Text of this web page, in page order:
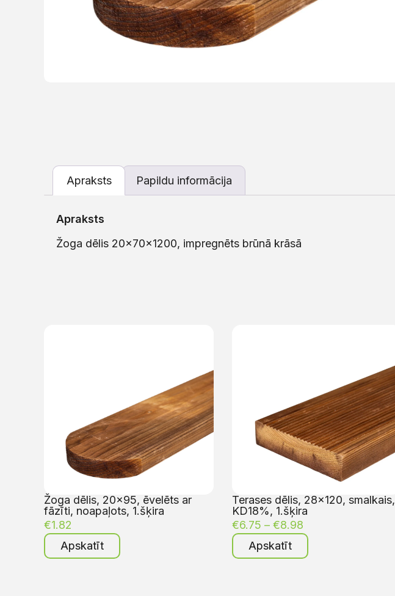
Apraksts Papildu informācija
Apraksts
Žoga dēlis 20x70x1200, impregnēts brūnā krāsā
Žoga dēlis, 20×95, ēvelēts ar
fāzīti, noapaļots, 1.šķira
€1.82
Apskatīt
Terases dēlis, 28×120, smalkais,
KD18%, 1.šķira
€6.75 – €8.98
Apskatīt